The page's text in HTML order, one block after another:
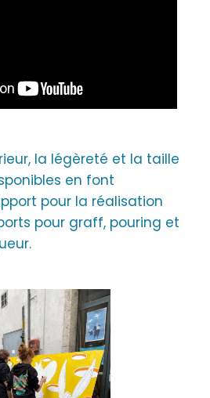
la légèreté et la taille
en font
pour la réalisation
pour graff, pouring et